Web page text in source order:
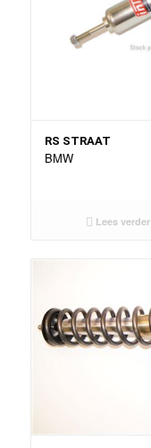
RS STRAAT
BMW
Lees verder